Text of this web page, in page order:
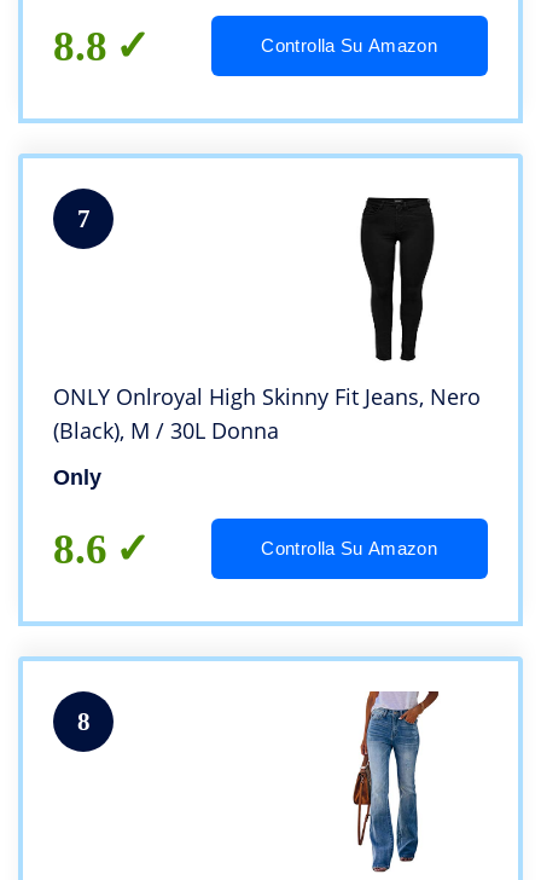
8.8 Controlla Su Amazon
7
ONLY Onlroyal High Skinny Fit Jeans, Nero
(Black), M / 30L Donna
Only
8.6 Controlla Su Amazon
8